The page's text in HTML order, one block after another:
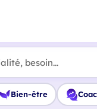
besoin...
Bien-être